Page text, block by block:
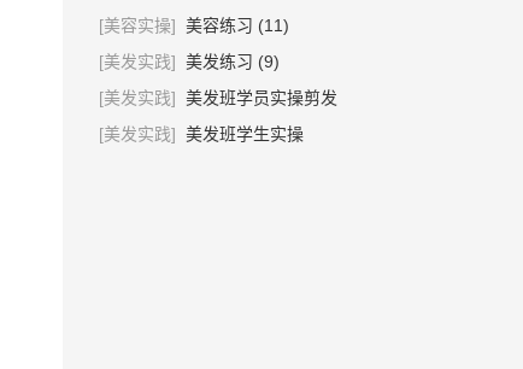
[美容实操] 美容练习 (11)
[美发实践] 美发练习 (9)
[美发实践] 美发班学员实操剪发
[美发实践] 美发班学生实操